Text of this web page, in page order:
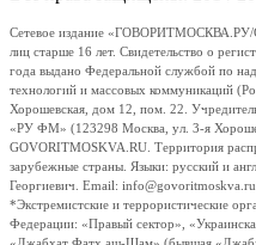
Сетевое издание «ГОВОРИТМОСКВА.РУ/
лиц старше 16 лет. Свидетельство о
года выдано Федеральной службой по
технологий и массовых коммуникаций
Хорошевская, дом 12, пом. 22.
«РУ ФМ» (123298 Москва, ул. 3-я
GOVORITMOSKVA.RU. Территория
зарубежные страны. Языки: русский и
Георгиевич. Email:
*Экстремистские и террористические
Федерации: «Правый сектор»,